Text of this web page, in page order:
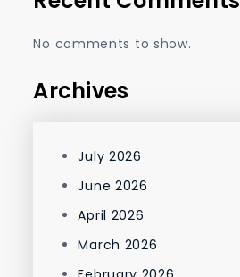
No comments to show.
Archives
July 2026
June 2026
April 2026
March 2026